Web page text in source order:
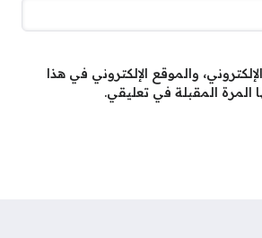
والموقع الإلكتروني في هذا
المرة المقبلة في تعليقي.